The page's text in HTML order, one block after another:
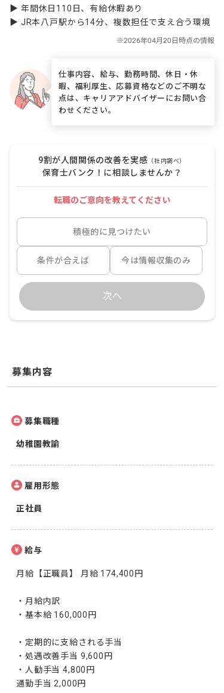
▶ 年間休日110日、有給休暇あり
▶ JR本八戸駅から14分、複数担任で支え合う環境
仕事内容、給与、勤務時間、休日・休
暇、福利厚生、応募資格などのご不明な
点は、キャリアアドバイザーにお問い合
わせください。
9割が人間関係の改善を実感 （社内調べ）
保育士バンク！に相談しませんか？
転職のご意向を教えてください
積極的に見つけたい
条件が合えば 今は情報収集のみ
次へ
募集内容
募集職種
幼稚園教諭
雇用形態
正社員
給与
月給【正職員】 月給 174,400円
・月給内訳
・基本給 160,000円
・定期的に支給される手当
・処遇改善手当 9,600円
・人勧手当 4,800円
通勤手当 2,000円